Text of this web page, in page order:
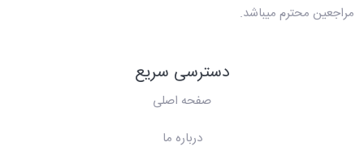
مراجعین محترم میباشد.
دسترسی سریع
صفحه اصلی
درباره ما